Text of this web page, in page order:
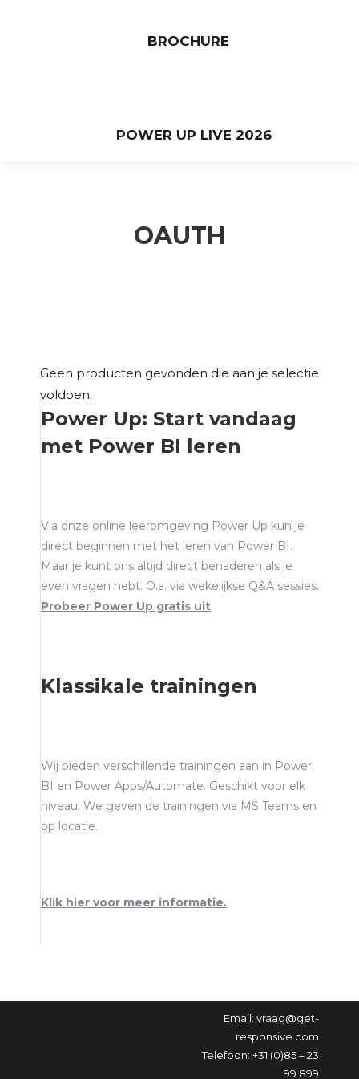
BROCHURE
POWER UP LIVE 2026
OAUTH
Geen producten gevonden die aan je selectie
voldoen.
Power Up: Start vandaag
met Power BI leren
Via onze online leeromgeving Power Up kun je
direct beginnen met het leren van Power BI.
Maar je kunt ons altijd direct benaderen als je
even vragen hebt. O.a. via wekelijkse Q&A sessies.
Probeer Power Up gratis uit
Klassikale trainingen
Wij bieden verschillende trainingen aan in Power
BI en Power Apps/Automate. Geschikt voor elk
niveau. We geven de trainingen via MS Teams en
op locatie.
Klik hier voor meer informatie.
Email: vraag@get-
responsive.com
Telefoon: +31 (0)85 – 23
99 899